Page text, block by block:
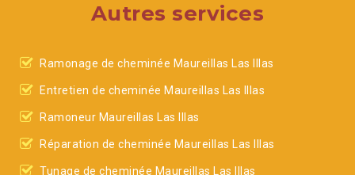
Autres services
Ramonage de cheminée Maureillas Las Illas
Entretien de cheminée Maureillas Las Illas
Ramoneur Maureillas Las Illas
Réparation de cheminée Maureillas Las Illas
Tunage de cheminée Maureillas Las Illas